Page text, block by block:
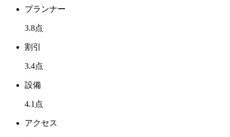
プランナー
3.8点
割引
3.4点
設備
4.1 点
アクセス